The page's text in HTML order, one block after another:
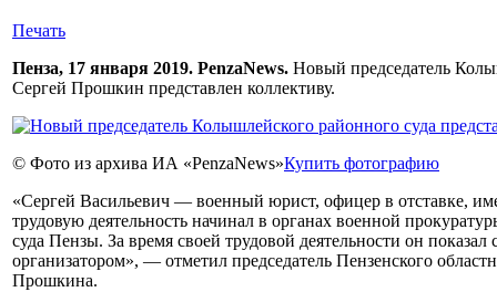
Печать
Пенза, 17 января 2019. PenzaNews. Новый председатель
Сергей Прошкин представлен коллективу.
© Фото из архива ИА «PenzaNews»Купить фотографию
«Сергей Васильевич — военный юрист, офицер в отставке,
трудовую деятельность начинал в органах военной
суда Пензы. За время своей трудовой деятельности он
организатором», — отметил председатель Пензенского
Прошкина.